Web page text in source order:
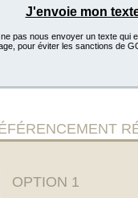
J'envoie mon
pas nous envoyer un texte qui
pour éviter les sanctions de
OPTION 1